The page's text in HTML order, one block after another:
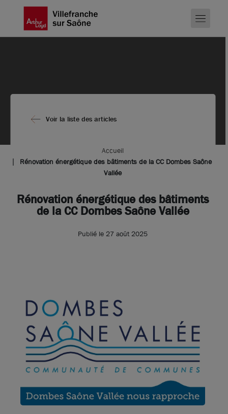
Voir la liste des articles
Accueil
Rénovation énergétique des bâtiments de la CC Dombes Saône
Vallée
Rénovation énergétique des bâtiments
de la CC Dombes Saône Vallée
Publié le 27 août 2025